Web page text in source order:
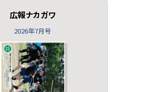
広報ナカガワ
2026年7月号